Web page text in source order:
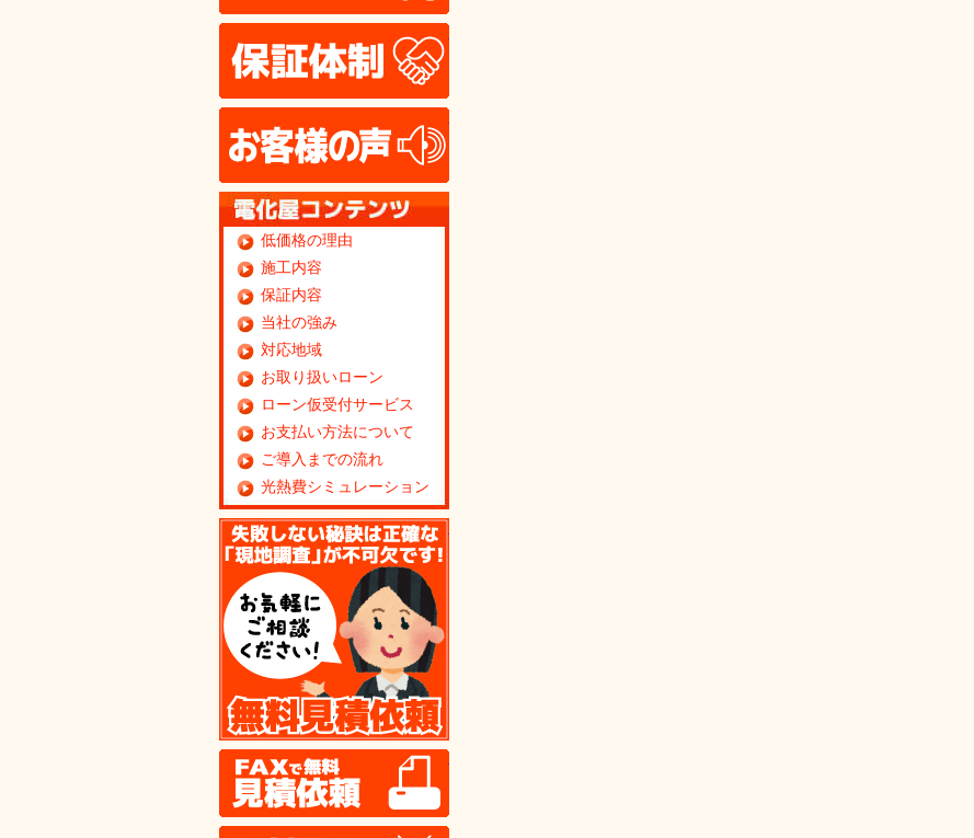
低価格の理由
施工内容
保証内容
当社の強み
対応地域
お取り扱いローン
ローン仮受付サービス
お支払い方法について
ご導入までの流れ
光熱費シミュレーション